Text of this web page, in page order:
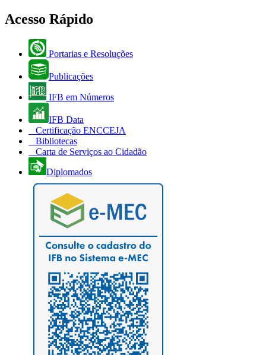
Acesso Rápido
Portarias e Resoluções
Publicações
IFB em Números
IFB Data
Certificação ENCCEJA
Bibliotecas
Carta de Serviços ao Cidadão
Diplomados